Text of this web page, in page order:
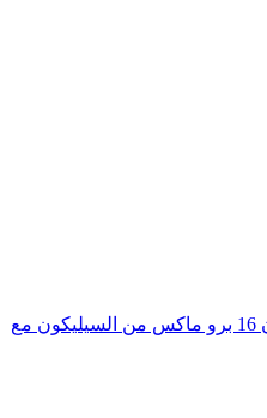
أبل غطاء حماية خلفي لجوال ايفون 16 برو ماكس من السيليكون مع